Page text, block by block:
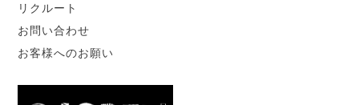
リクルート
お問い合わせ
お客様へのお願い